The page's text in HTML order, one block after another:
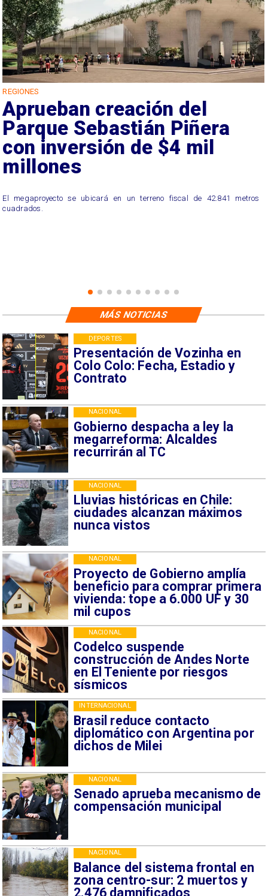
REGIONES
Aprueban creación del
Parque Sebastián Piñera
con inversión de $4 mil
millones
El megaproyecto se ubicará en un terreno fiscal de 42.841 metros
cuadrados.
Presentación de Vozinha en
Colo Colo: Fecha, Estadio y
Contrato
DEPORTES
Gobierno despacha a ley la
megarreforma: Alcaldes
recurrirán al TC
NACIONAL
Lluvias históricas en Chile:
ciudades alcanzan máximos
nunca vistos
NACIONAL
Proyecto de Gobierno amplía
beneficio para comprar primera
vivienda: tope a 6.000 UF y 30
mil cupos
NACIONAL
Codelco suspende
construcción de Andes Norte
en El Teniente por riesgos
sísmicos
NACIONAL
Brasil reduce contacto
diplomático con Argentina por
dichos de Milei
INTERNACIONAL
Senado aprueba mecanismo de
compensación municipal
NACIONAL
Balance del sistema frontal en
zona centro-sur: 2 muertos y
2.476 damnificados
NACIONAL
MÁS NOTICIAS